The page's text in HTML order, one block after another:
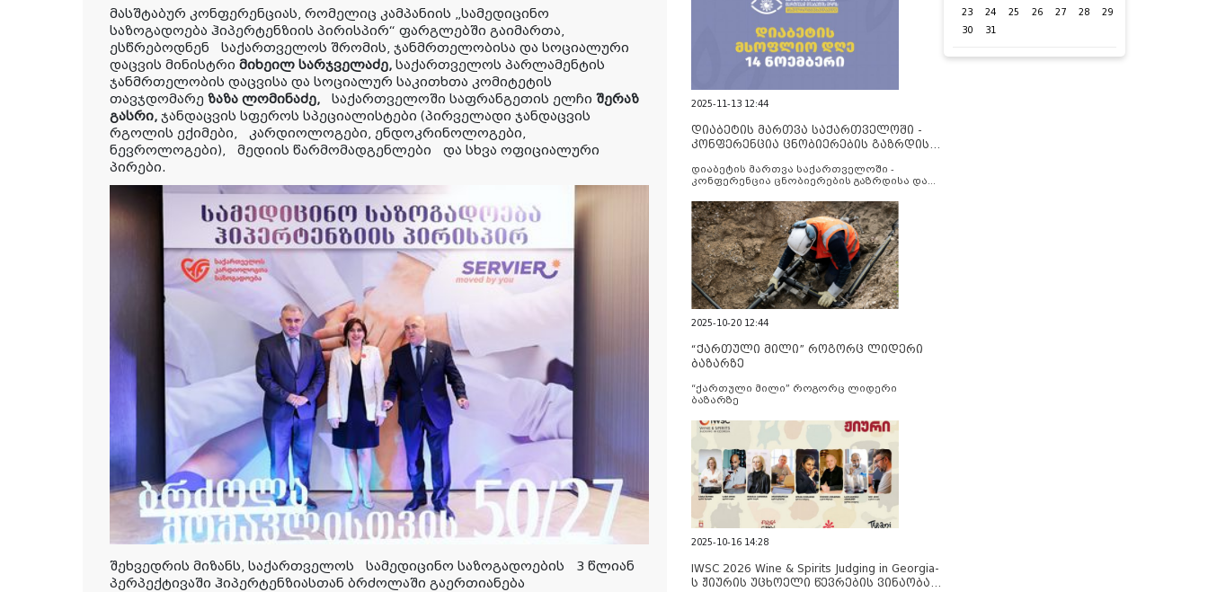
მასშტაბურ კონფერენციას, რომელიც კამპანიის „სამედიცინო
საზოგადოება ჰიპერტენზიის პირისპირ“ ფარგლებში გაიმართა,
ესწრებოდნენ
საქართველოს შრომის, ჯანმრთელობისა და სოციალური
დაცვის მინისტრი მიხეილ სარჯველაძე, საქართველოს პარლამენტის
ჯანმრთელობის დაცვისა და სოციალურ საკითხთა კომიტეტის
თავჯდომარე ზაზა ლომინაძე, საქართველოში საფრანგეთის ელჩი შერაზ
გასრი, ჯანდაცვის სფეროს სპეციალისტები (პირველადი ჯანდაცვის
რგოლის ექიმები,
კარდიოლოგები, ენდოკრინოლოგები,
ნევროლოგები),
მედიის წარმომადგენლები
და სხვა ოფიციალური
პირები.
შეხვედრის მიზანს, საქართველოს სამედიცინო საზოგადოების
3 წლიან
პერპექტივაში ჰიპერტენზიასთან ბრძოლაში გაერთიანება
2025-11-13 12:44
დიაბეტის მართვა საქართველოში -
კონფერენცია ცნობიერების გაზრდისა
დიაბეტის მართვა საქართველოში -
კონფერენცია ცნობიერების გაზრდისა და
2025-10-20 12:44
“ქართული მილი” როგორც ლიდერი
ბაზარზე
“ქართული მილი” როგორც ლიდერი
ბაზარზე
2025-10-16 14:28
IWSC 2026 Wine & Spirits Judging in Georgia-
ს ჟიურის უცხოელი წევრების ვინაობა
23
24 25 26 27 28
29
30
31